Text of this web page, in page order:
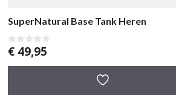
SuperNatural Base Tank Heren
0
v
a
€ 49,95